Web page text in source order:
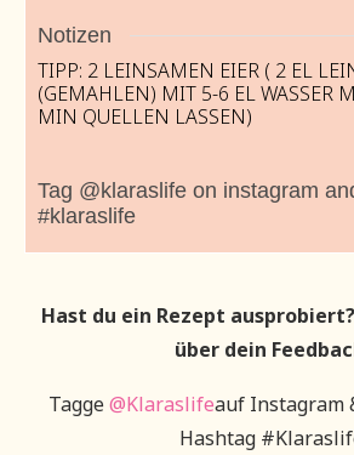
Notizen
TIPP: 2 LEINSAMEN EIER ( 2 EL
(GEMAHLEN) MIT 5-6 EL WASSER
MIN QUELLEN LASSEN)
Tag @klaraslife on instagram
#klaraslife
Hast du ein Rezept
über dein
Tagge@Klaraslifeauf Instagram
Hashtag